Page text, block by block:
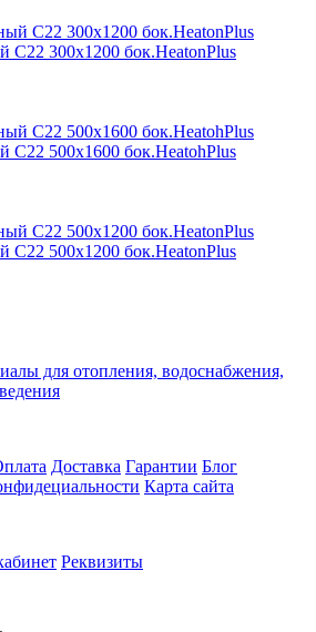
С22 300х1200 бок.HeatonPlus
С22 500х1600 бок.HeatohPlus
С22 500х1200 бок.HeatonPlus
для отопления, водоснабжения,
Доставка Гарантии Блог
Карта сайта
Реквизиты